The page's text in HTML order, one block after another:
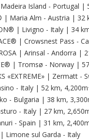
Island - Portugal |
| Maria Alm - Austria | 32
| Livigno - Italy | 34
| Crowsnest Pass -
| Arinsal - Andorra |
| Tromsø - Norway |
«EXTREME» | Zermatt -
- Italy | 52 km,
- Bulgaria | 38 km,
- Italy | 27 km,
- Spain | 31 km,
Limone sul Garda - Italy